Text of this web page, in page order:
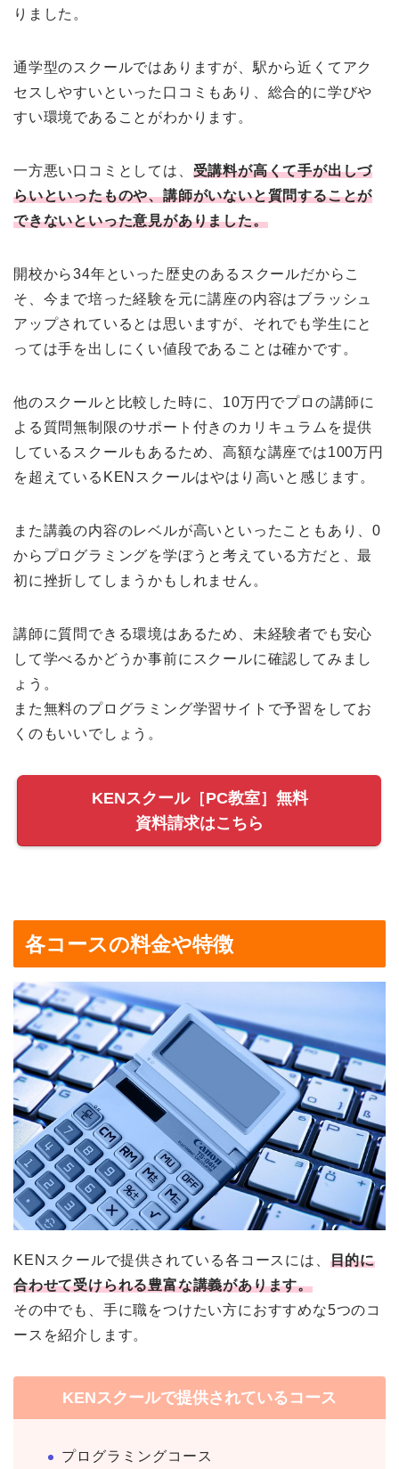
りました。
通学型のスクールではありますが、駅から近くてアク
セスしやすいといった口コミもあり、総合的に学びや
すい環境であることがわかります。
一方悪い口コミとしては、 受講料が高くて手が出しづ
らいといったものや、講師がいないと質問することが
できないといった意見がありました。
開校から34年といった歴史のあるスクールだからこ
そ、今まで培った経験を元に講座の内容はブラッシュ
アップされているとは思いますが、それでも学生にと
っては手を出しにくい値段であることは確かです。
他のスクールと比較した時に、10万円でプロの講師に
よる質問無制限のサポート付きのカリキュラムを提供
しているスクールもあるため、高額な講座では100万円
を超えているKENスクールはやはり高いと感じます。
また講義の内容のレベルが高いといったこともあり、0
からプログラミングを学ぼうと考えている方だと、最
初に挫折してしまうかもしれません。
講師に質問できる環境はあるため、未経験者でも安心
して学べるかどうか事前にスクールに確認してみまし
ょう。
また無料のプログラミング学習サイトで予習をしてお
くのもいいでしょう。
KENスクール［PC教室］無料
資料請求はこちら
各コースの料金や特徴
KENスクールで提供されている各コースには、 目的に
合わせて受けられる豊富な講義があります。
その中でも、手に職をつけたい方におすすめな5つのコ
ースを紹介します。
KENスクールで提供されているコース
プログラミングコース